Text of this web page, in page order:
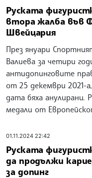
Руската
втора жалба във
Швейцария
През януари
Валиева за четири
антидопинговите
от 25 декември 2021-
дата бяха анулирани.
медали от
01.11.2024 22:42
Руската
да продължи
за допинг